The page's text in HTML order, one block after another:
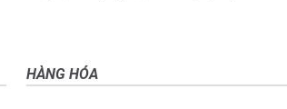
HÀNG HÓA